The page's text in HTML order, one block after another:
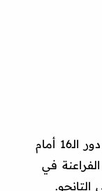
ويستعد منتخب مصر لقمة مرتقبة في دور الـ16 أمام
في
التانجو.